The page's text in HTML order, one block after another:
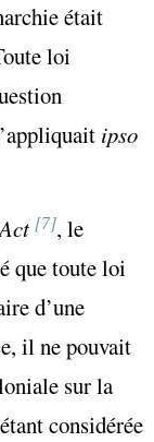
était
loi
ipso
[7], le
que toute loi
d’une
il ne pouvait
sur la
considérée